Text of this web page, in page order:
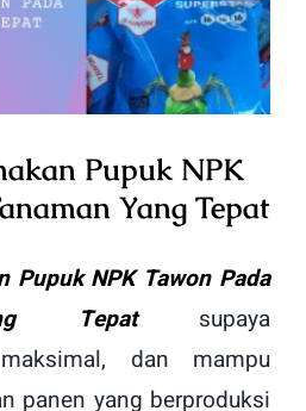
Pupuk NPK
Yang Tepat
Pupuk NPK Tawon Pada
Tepatsupaya
dan mampu
panen yang berproduksi